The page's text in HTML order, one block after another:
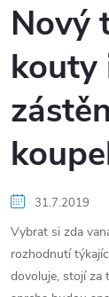
Nový
kouty
31.7.2019
Vybrat si zda
rozhodnutí
dovoluje, stojí za